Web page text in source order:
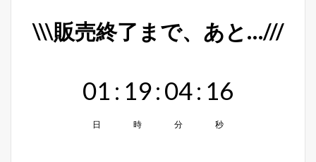
\\\販売終了まで、あと…///
01
日
: 19
時
:04
分
: 15
秒